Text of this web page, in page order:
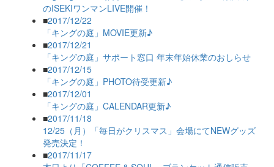
のISEKIワンマンLIVE開催！
■2017/12/22
「キングの庭」MOVIE更新♪
■2017/12/21
「キングの庭」サポート窓口 年末年始休業のおしらせ
■2017/12/15
「キングの庭」PHOTO待受更新♪
■2017/12/01
「キングの庭」CALENDAR更新♪
■2017/11/18
12/25（月）「毎日がクリスマス」会場にてNEWグッズ
発売決定！
■2017/11/17